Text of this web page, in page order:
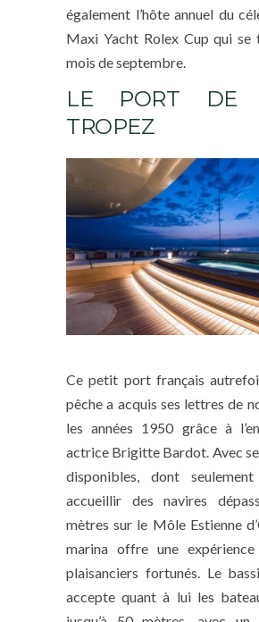
également l’hôte annuel du
Maxi Yacht Rolex Cup qui se
mois de septembre.
LE PORT DE
TROPEZ
Ce petit port français
pêche a acquis ses lettres de
les années 1950 grâce à
actrice Brigitte Bardot. Avec
disponibles, dont
accueillir des navires
mètres sur le Môle Estienne
marina offre une
plaisanciers fortunés. Le
accepte quant à lui les